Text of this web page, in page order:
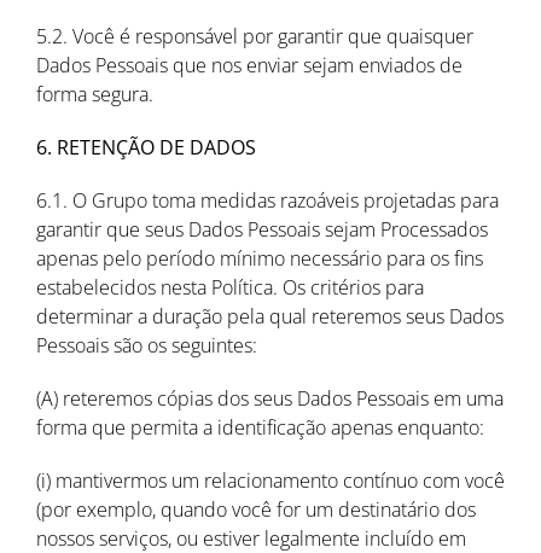
5.2. Você é responsável por garantir que quaisquer
Dados Pessoais que nos enviar sejam enviados de
forma segura.
6. RETENÇÃO DE DADOS
6.1. O Grupo toma medidas razoáveis projetadas para
garantir que seus Dados Pessoais sejam Processados
apenas pelo período mínimo necessário para os fins
estabelecidos nesta Política. Os critérios para
determinar a duração pela qual reteremos seus Dados
Pessoais são os seguintes:
(A) reteremos cópias dos seus Dados Pessoais em uma
forma que permita a identificação apenas enquanto:
(i) mantivermos um relacionamento contínuo com você
(por exemplo, quando você for um destinatário dos
nossos serviços, ou estiver legalmente incluído em